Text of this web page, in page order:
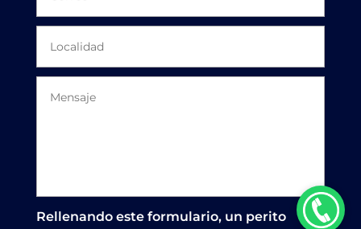
Rellenando este formulario, un perito